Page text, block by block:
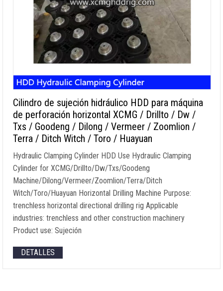
Cilindro de sujeción hidráulico HDD para máquina
de perforación horizontal XCMG / Drillto / Dw /
Txs / Goodeng / Dilong / Vermeer / Zoomlion /
Terra / Ditch Witch / Toro / Huayuan
Hydraulic Clamping Cylinder HDD Use Hydraulic Clamping
Cylinder for XCMG/Drillto/Dw/Txs/Goodeng
Machine/Dilong/Vermeer/Zoomlion/Terra/Ditch
Witch/Toro/Huayuan Horizontal Drilling Machine Purpose:
trenchless horizontal directional drilling rig Applicable
industries: trenchless and other construction machinery
Product use: Sujeción
DETALLES